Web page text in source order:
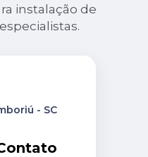
instalação de
- SC